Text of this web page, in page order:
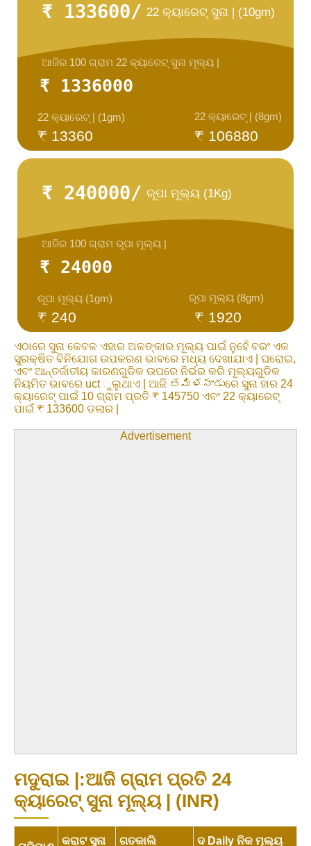
₹ 133600/ 22 କ୍ୟାରେଟ୍ ସୁନା | (10gm)
₹ 1336000
₹ 13360
22 କ୍ୟାରେଟ୍ | (1gm) 22 କ୍ୟାରେଟ୍ | (8gm)
ଆଜିର 100 ଗ୍ରାମ 22 କ୍ୟାରେଟ୍ ସୁନା ମୂଲ୍ୟ |
₹ 106880
₹ 240000/ ରୂପା ମୂଲ୍ୟ (1Kg)
₹ 24000
₹ 240
ରୂପା ମୂଲ୍ୟ (1gm) ରୂପା ମୂଲ୍ୟ (8gm)
ଆଜିର 100 ଗ୍ରାମ ରୂପା ମୂଲ୍ୟ |
₹ 1920
ଏଠାରେ ସୁନା କେବଳ ଏହାର ଅଳଙ୍କାର ମୂଲ୍ୟ ପାଇଁ ନୁହେଁ ବରଂ ଏକ
ସୁରକ୍ଷିତ ବିନିଯୋଗ ଉପକରଣ ଭାବରେ ମଧ୍ୟ ଦେଖାଯାଏ | ଘରୋଇ,
ଏବଂ ଆନ୍ତର୍ଜାତୀୟ କାରଣଗୁଡିକ ଉପରେ ନିର୍ଭର କରି ମୂଲ୍ୟଗୁଡିକ
ନିୟମିତ ଭାବରେ uct ୁଲୁଥାଏ | ଆଜି తమిళనాడుରେ ସୁନା ହାର 24
କ୍ୟାରେଟ୍ ପାଇଁ 10 ଗ୍ରାମ ପ୍ରତି ₹ 145750 ଏବଂ 22 କ୍ୟାରେଟ୍
ପାଇଁ ₹ 133600 ଡଲାର |
Advertisement
ମଦୁରାଇ |:ଆଜି ଗ୍ରାମ ପ୍ରତି 24
କ୍ୟାରେଟ୍ ସୁନା ମୂଲ୍ୟ | (INR)
କରାଟ ସୁନା
ଗତକାଲି
ଦ Daily ନିକ ମୂଲ୍ୟ